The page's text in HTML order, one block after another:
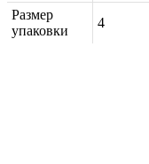
Размер
упаковки
4